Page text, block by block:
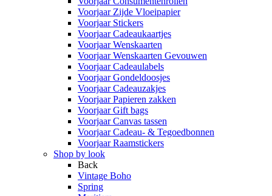
Voorjaar Zijde Vloeipapier
Voorjaar Stickers
Voorjaar Cadeaukaartjes
Voorjaar Wenskaarten
Voorjaar Wenskaarten Gevouwen
Voorjaar Cadeaulabels
Voorjaar Gondeldoosjes
Voorjaar Cadeauzakjes
Voorjaar Papieren zakken
Voorjaar Gift bags
Voorjaar Canvas tassen
Voorjaar Cadeau- & Tegoedbonnen
Voorjaar Raamstickers
Shop by look
Back
Vintage Boho
Spring